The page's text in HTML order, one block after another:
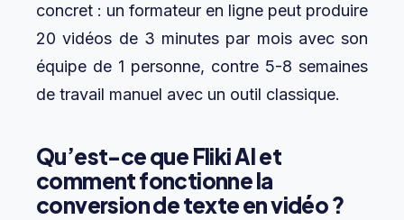
concret : un formateur en ligne peut produire
20 vidéos de 3 minutes par mois avec son
équipe de 1 personne, contre 5-8 semaines
de travail manuel avec un outil classique.
Qu’est-ce que Fliki AI et
comment fonctionne la
conversion de texte en vidéo ?